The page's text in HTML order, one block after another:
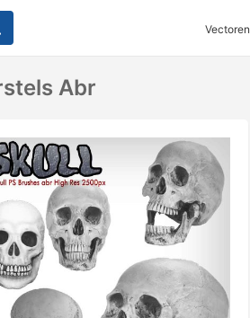
Vectoren
Abr